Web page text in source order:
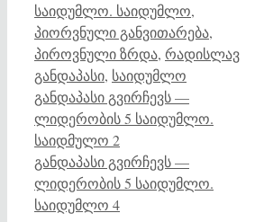
საიდუმლო. საიდუმლო,
პიორვნული განვითარება,
პიროვნული ზრდა, რადისლავ
განდაპასი, საიდუმლო
განდაპასი გვირჩევს —
ლიდერობის 5 საიდუმლო.
საიდმულო 2
განდაპასი გვირჩევს —
ლიდერობის 5 საიდუმლო.
საიდუმლო 4